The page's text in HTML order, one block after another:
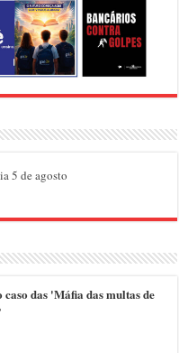
5 de agosto
das 'Máfia das multas de